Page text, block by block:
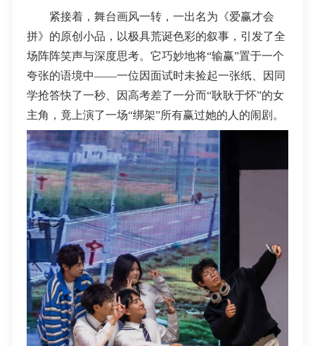
紧接着，舞台画风一转，一出名为《爱赢才会
拼》的原创小品，以极具荒诞色彩的叙事，引发了全
场阵阵笑声与深度思考。它巧妙地将“输赢”置于一个
夸张的语境中——一位因面试时未捡起一张纸、因同
学抢答快了一秒、因高考差了一分而“耿耿于怀”的女
主角，竟上演了一场“绑架”所有赢过她的人的闹剧。